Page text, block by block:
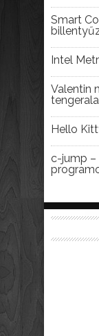
Smart
Intel
Valentin
Hello
c-jump –